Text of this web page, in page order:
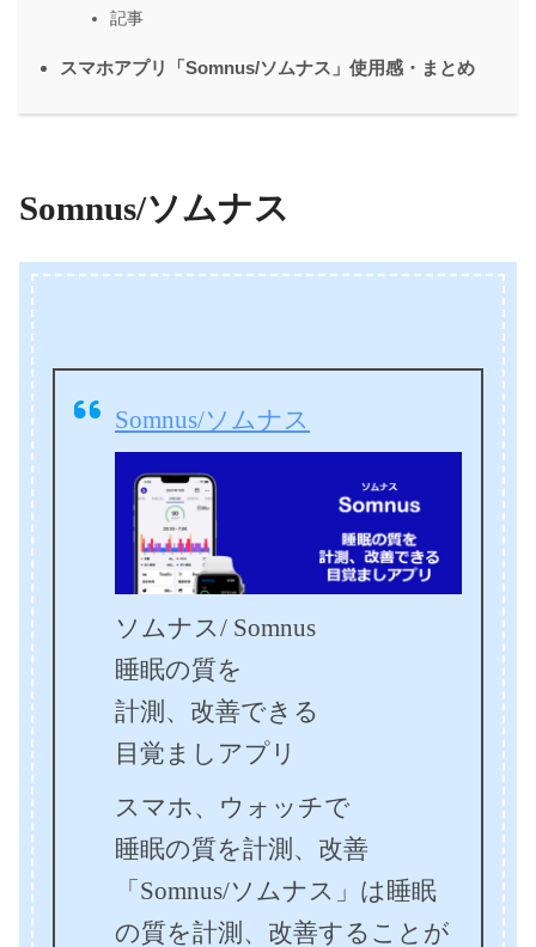
記事
スマホアプリ「Somnus/ソムナス」使用感・まとめ
Somnus/ソムナス
Somnus/ソムナス
ソムナス/ Somnus
睡眠の質を
計測、改善できる
目覚ましアプリ
スマホ、ウォッチで
睡眠の質を計測、改善
「Somnus/ソムナス」は睡眠
の質を計測、改善することが